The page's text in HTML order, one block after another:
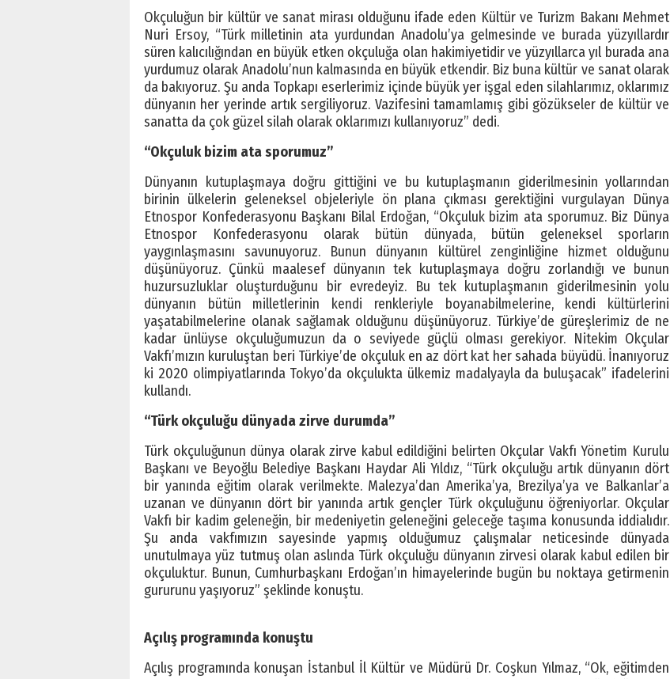
Okçuluğun bir kültür ve sanat mirası olduğunu ifade eden Kültür ve Turizm Bakanı Mehmet
Nuri Ersoy, “Türk milletinin ata yurdundan Anadolu’ya gelmesinde ve burada yüzyıllardır
süren kalıcılığından en büyük etken okçuluğa olan hakimiyetidir ve yüzyıllarca yıl burada ana
yurdumuz olarak Anadolu’nun kalmasında en büyük etkendir. Biz buna kültür ve sanat olarak
da bakıyoruz. Şu anda Topkapı eserlerimiz içinde büyük yer işgal eden silahlarımız, oklarımız
dünyanın her yerinde artık sergiliyoruz. Vazifesini tamamlamış gibi gözükseler de kültür ve
sanatta da çok güzel silah olarak oklarımızı kullanıyoruz” dedi.
“Okçuluk bizim ata sporumuz”
Dünyanın kutuplaşmaya doğru gittiğini ve bu kutuplaşmanın giderilmesinin yollarından
birinin ülkelerin geleneksel objeleriyle ön plana çıkması gerektiğini vurgulayan Dünya
Etnospor Konfederasyonu Başkanı Bilal Erdoğan, “Okçuluk bizim ata sporumuz. Biz Dünya
Etnospor Konfederasyonu olarak bütün dünyada, bütün geleneksel sporların
yaygınlaşmasını savunuyoruz. Bunun dünyanın kültürel zenginliğine hizmet olduğunu
düşünüyoruz. Çünkü maalesef dünyanın tek kutuplaşmaya doğru zorlandığı ve bunun
huzursuzluklar oluşturduğunu bir evredeyiz. Bu tek kutuplaşmanın giderilmesinin yolu
dünyanın bütün milletlerinin kendi renkleriyle boyanabilmelerine, kendi kültürlerini
yaşatabilmelerine olanak sağlamak olduğunu düşünüyoruz. Türkiye’de güreşlerimiz de ne
kadar ünlüyse okçuluğumuzun da o seviyede güçlü olması gerekiyor. Nitekim Okçular
Vakfı’mızın kuruluştan beri Türkiye’de okçuluk en az dört kat her sahada büyüdü. İnanıyoruz
ki 2020 olimpiyatlarında Tokyo’da okçulukta ülkemiz madalyayla da buluşacak” ifadelerini
kullandı.
“Türk okçuluğu dünyada zirve durumda”
Türk okçuluğunun dünya olarak zirve kabul edildiğini belirten Okçular Vakfı Yönetim Kurulu
Başkanı ve Beyoğlu Belediye Başkanı Haydar Ali Yıldız, “Türk okçuluğu artık dünyanın dört
bir yanında eğitim olarak verilmekte. Malezya’dan Amerika’ya, Brezilya’ya ve Balkanlar’a
uzanan ve dünyanın dört bir yanında artık gençler Türk okçuluğunu öğreniyorlar. Okçular
Vakfı bir kadim geleneğin, bir medeniyetin geleneğini geleceğe taşıma konusunda iddialıdır.
Şu anda vakfımızın sayesinde yapmış olduğumuz çalışmalar neticesinde dünyada
unutulmaya yüz tutmuş olan aslında Türk okçuluğu dünyanın zirvesi olarak kabul edilen bir
okçuluktur. Bunun, Cumhurbaşkanı Erdoğan’ın himayelerinde bugün bu noktaya getirmenin
gururunu yaşıyoruz” şeklinde konuştu.
Açılış programında konuştu
Açılış programında konuşan İstanbul İl Kültür ve Müdürü Dr. Coşkun Yılmaz, “Ok, eğitimden